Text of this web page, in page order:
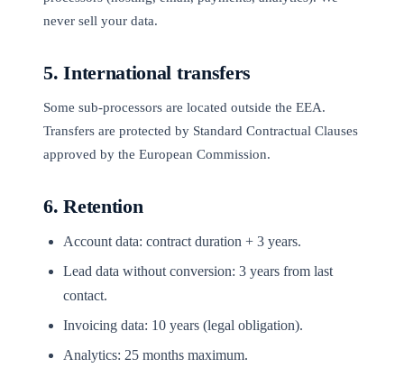
never sell your data.
5. International transfers
Some sub-processors are located outside the EEA.
Transfers are protected by Standard Contractual Clauses
approved by the European Commission.
6. Retention
Account data: contract duration + 3 years.
Lead data without conversion: 3 years from last
contact.
Invoicing data: 10 years (legal obligation).
Analytics: 25 months maximum.